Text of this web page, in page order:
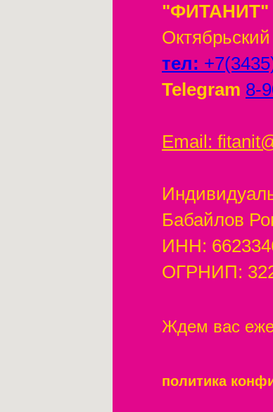
"ФИТАНИТ"
тел:
Telegram 8-
Email:
Бабайлов
ИНН:
ОГРНИП:
Ждем вас
политика